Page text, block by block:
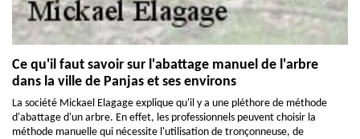
Ce qu'il faut savoir sur l'abattage manuel de l'arbre
dans la ville de Panjas et ses environs
La société Mickael Elagage explique qu'il y a une pléthore de méthode
d'abattage d'un arbre. En effet, les professionnels peuvent choisir la
méthode manuelle qui nécessite l'utilisation de tronçonneuse, de